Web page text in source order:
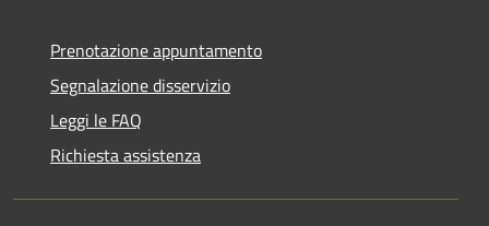
Prenotazione appuntamento
Segnalazione disservizio
Leggi le FAQ
Richiesta assistenza